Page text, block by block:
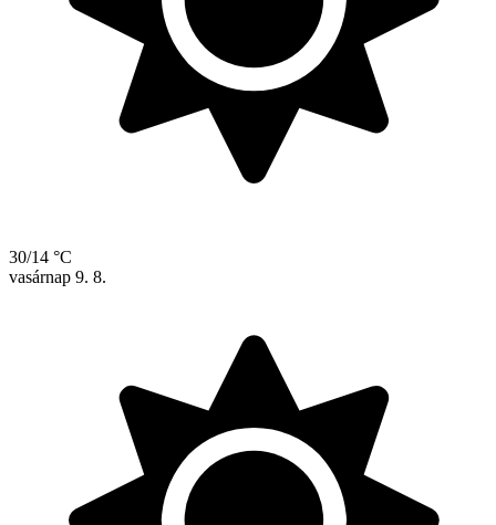
30/14 °C
vasárnap 9. 8.